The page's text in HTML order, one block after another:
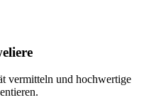
vermitteln und hochwertige